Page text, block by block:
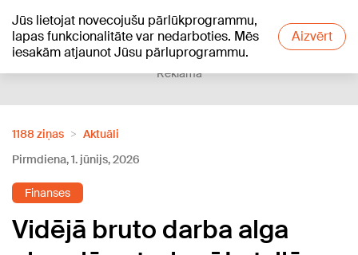
Jūs lietojat novecojušu pārlūkprogrammu,
lapas funkcionalitāte var nedarboties. Mēs
iesakām atjaunot Jūsu pārluprogrammu.
Aizvērt
+20°C
Reklāma
1188 ziņas
Aktuāli
Pirmdiena, 1. jūnijs, 2026
Finanses
Vidējā bruto darba alga